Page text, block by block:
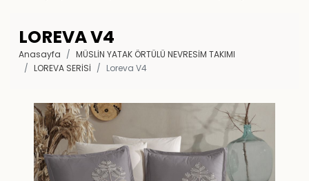
LOREVA V4
Anasayfa
MÜSLİN YATAK ÖRTÜLÜ NEVRESİM TAKIMI
LOREVA SERISI
Loreva V4